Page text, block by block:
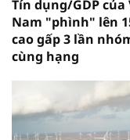
Tín dụng/GDP của
Nam "phình" lên
cao gấp 3 lần
cùng hạng